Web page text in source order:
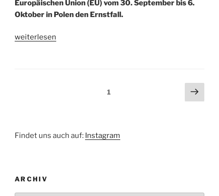
Europäischen Union (EU) vom 30. September bis 6.
Oktober in Polen den Ernstfall.
„Üben
weiterlesen
Seite1
Findet uns auch auf: Instagram
ARCHIV